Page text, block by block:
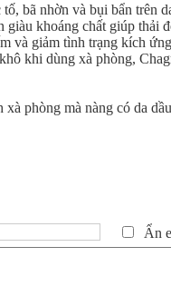
tố, bã nhờn và bụi bẩn
khoáng chất giúp thải
và giảm tình trạng kích
khi dùng xà phòng,
phòng mà nàng có da
Ẩn